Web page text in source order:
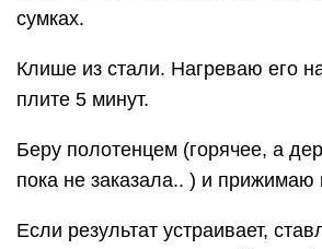
сумках.
Клише из стали. Нагреваю его
плите 5 минут.
Беру полотенцем (горячее, а
пока не заказала.. ) и прижимаю
Если результат устраивает,